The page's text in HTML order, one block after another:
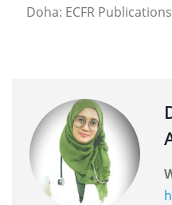
Doha: ECFR